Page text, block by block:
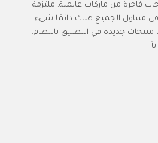
فاخرة من ماركات عالمية. ملتزمة
متناول الجميع هناك دائمًا شيء
جديدة في التطبيق بانتظام.